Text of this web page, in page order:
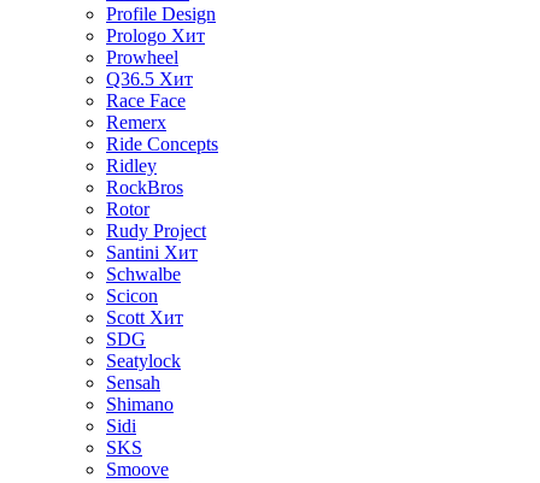
Profile Design
Prologo Хит
Prowheel
Q36.5 Хит
Race Face
Remerx
Ride Concepts
Ridley
RockBros
Rotor
Rudy Project
Santini Хит
Schwalbe
Scicon
Scott Хит
SDG
Seatylock
Sensah
Shimano
Sidi
SKS
Smoove